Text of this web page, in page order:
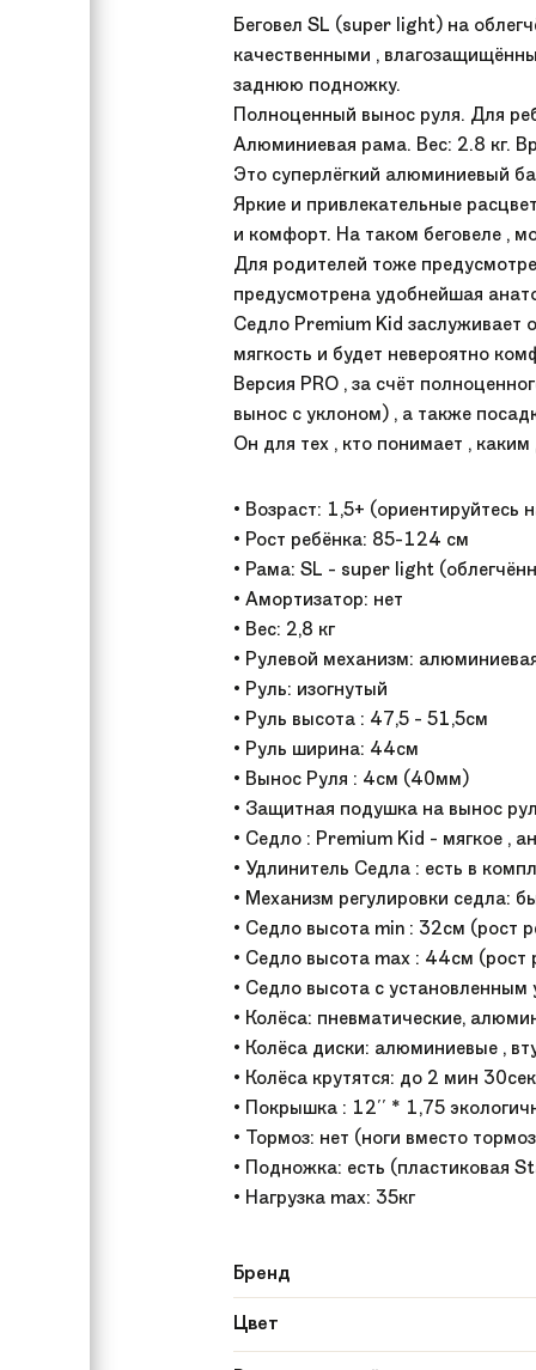
Беговел SL (super light) на
качественными ,
заднюю подножку.
Полноценный вынос руля. Для
Алюминиевая рама. Вес: 2.8 кг.
Это суперлёгкий алюминиевый
Яркие и привлекательные
и комфорт. На таком беговеле ,
Для родителей тоже
предусмотрена удобнейшая
Седло Premium Kid заслуживает
мягкость и будет невероятно
Версия PRO , за счёт
вынос с уклоном) , а также
Он для тех , кто понимает ,
• Возраст: 1,5+ (ориентируйтесь
• Рост ребёнка: 85-124 см
• Рама: SL - super light
• Амортизатор: нет
• Вес: 2,8 кг
• Рулевой механизм:
• Руль: изогнутый
• Руль высота : 47,5 - 51,5см
• Руль ширина: 44см
• Вынос Руля : 4см (40мм)
• Защитная подушка на вынос
• Седло : Premium Kid - мягкое ,
• Удлинитель Седла : есть в
• Механизм регулировки седла:
• Седло высота min : 32см (рост
• Седло высота max : 44см
• Седло высота с
• Колёса: пневматические,
• Колёса диски: алюминиевые ,
• Колёса крутятся: до 2 мин
• Покрышка : 12'' * 1,75
• Тормоз: нет (ноги вместо
• Подножка: есть (пластиковая
• Нагрузка max: 35кг
Бренд
Цвет